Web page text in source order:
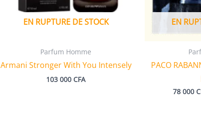
EN RUPTURE DE STOCK
Parfum Homme
Armani Stronger With You Intensely
103 000 CFA
EN
PACO
78 000